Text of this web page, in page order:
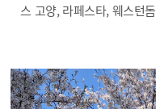
스 고양, 라페스타, 웨스턴돔